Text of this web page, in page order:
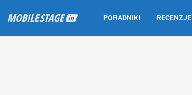
PORADNIKI RECENZJE